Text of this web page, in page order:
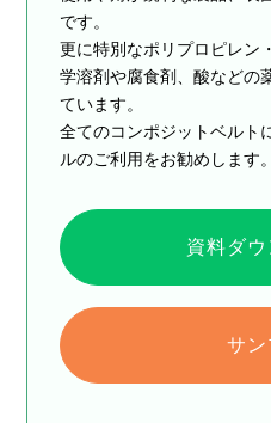
です。
更に特別なポリプロピレン
学溶剤や腐食剤、酸などの
ています。
全てのコンポジットベルト
ルのご利用をお勧めします。
資料ダ
サン